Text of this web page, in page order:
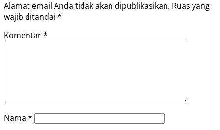
Alamat email Anda tidak akan dipublikasikan. Ruas yang
wajib ditandai *
Komentar*
Nama *